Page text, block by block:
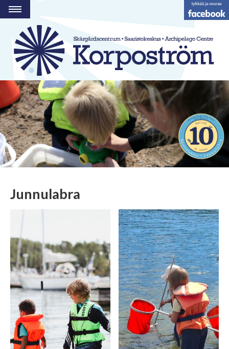
RAVINTOLA
HOTELLI
VIERASVENESATAMA
STRANDBODEN
RYHMÄT JA TILAT
AKTIVITEETTEJÄ
YHTEYSTIEDOT
EN
Junnulabra